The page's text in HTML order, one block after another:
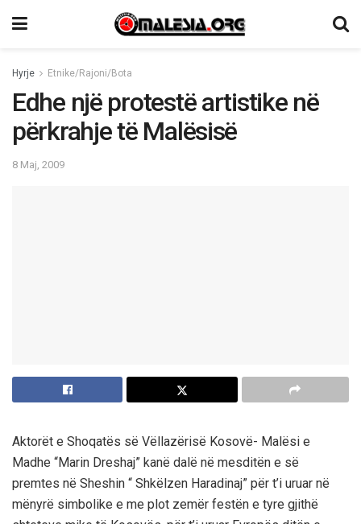
Hyrje Etnike/Rajoni/Bota
Edhe një protestë artistike në
përkrahje të Malësisë
8 Maj, 2009
Aktorët e Shoqatës së Vëllazërisë Kosovë- Malësi e
Madhe “Marin Dreshaj” kanë dalë në mesditën e së
premtes në Sheshin “ Shkëlzen Haradinaj” për t’i uruar në
mënyrë simbolike e me plot zemër festën e tyre gjithë